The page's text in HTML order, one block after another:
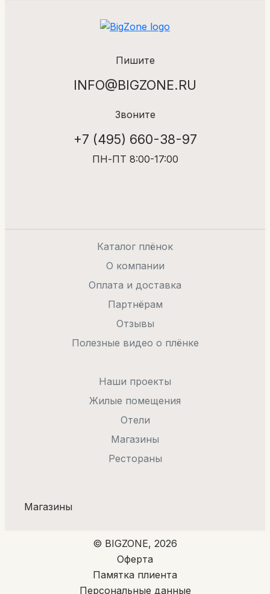
Пишите
INFO@BIGZONE.RU
Звоните
+7 (495) 660-38-97
ПН-ПТ 8:00-17:00
Каталог плёнок
О компании
Оплата и доставка
Партнёрам
Отзывы
Полезные видео о плёнке
Наши проекты
Жилые помещения
Отели
Магазины
Рестораны
Магазины
© BIGZONE, 2026
Оферта
Памятка плиента
Персональные данные